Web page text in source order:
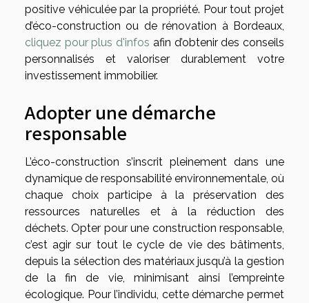
positive véhiculée par la propriété. Pour tout projet
d’éco-construction ou de rénovation à Bordeaux,
cliquez pour plus d'infos afin d’obtenir des conseils
personnalisés et valoriser durablement votre
investissement immobilier.
Adopter une démarche
responsable
L’éco-construction s’inscrit pleinement dans une
dynamique de responsabilité environnementale, où
chaque choix participe à la préservation des
ressources naturelles et à la réduction des
déchets. Opter pour une construction responsable,
c’est agir sur tout le cycle de vie des bâtiments,
depuis la sélection des matériaux jusqu’à la gestion
de la fin de vie, minimisant ainsi l’empreinte
écologique. Pour l’individu, cette démarche permet